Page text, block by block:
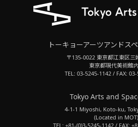
トーキョーアーツアンドス
〒135-0022 東京都江東区
東京都現代美術館内
TEL: 03-5245-1142 / FAX:
Tokyo Arts and
4-1-1 Miyoshi, Koto-ku,
(Located in MOT)
TEL: +81-(0)3-5245-1142 / FAX: